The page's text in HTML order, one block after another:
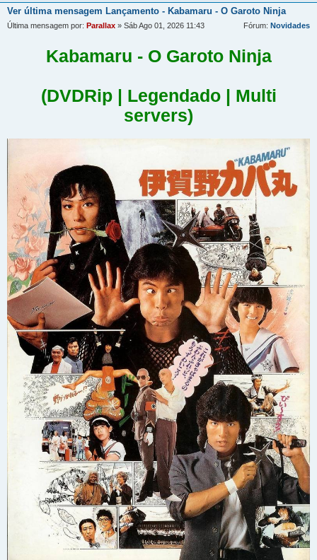
Ver última mensagem Lançamento - Kabamaru - O Garoto Ninja
Última mensagem por: Parallax » Sáb Ago 01, 2026 11:43 Fórum: Novidades
Kabamaru - O Garoto Ninja
(DVDRip | Legendado | Multi
servers)